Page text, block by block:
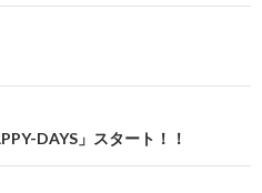
DAYS」スタート！！